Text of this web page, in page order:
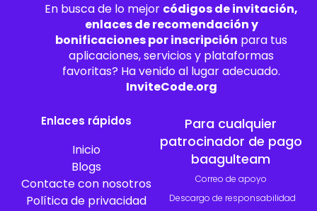
En busca de lo mejor códigos de invitación,
enlaces de recomendación y
bonificaciones por inscripción para tus
aplicaciones, servicios y plataformas
favoritas? Ha venido al lugar adecuado.
InviteCode.org
Enlaces rápidos
Inicio
Blogs
Contacte con nosotros
Política de privacidad
Para cualquier
patrocinador de pago
baagulteam
Correo de apoyo
Descargo de responsabilidad